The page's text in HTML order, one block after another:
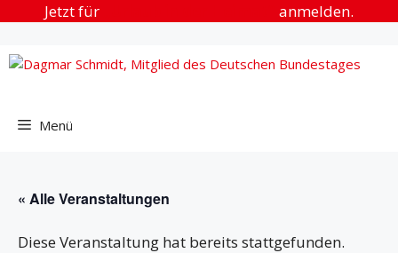
springen
Jetzt für anmelden.
Menü
« Alle Veranstaltungen
Diese Veranstaltung hat bereits stattgefunden.